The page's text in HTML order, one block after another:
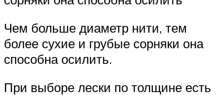
Чем больше диаметр нити, тем
более сухие и грубые сорняки она
способна осилить.
При выборе лески по толщине есть